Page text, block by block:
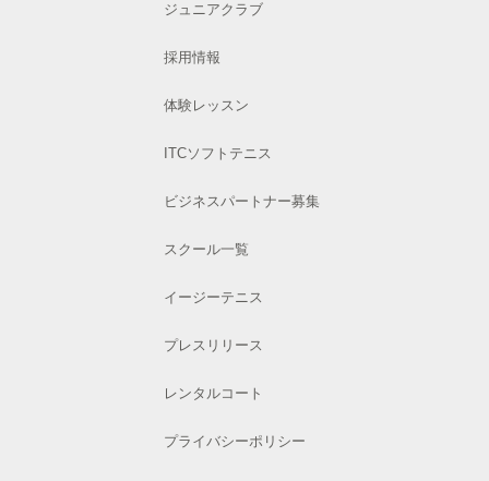
ジュニアクラブ
採用情報
体験レッスン
ITCソフトテニス
ビジネスパートナー募集
スクール一覧
イージーテニス
プレスリリース
レンタルコート
プライバシーポリシー